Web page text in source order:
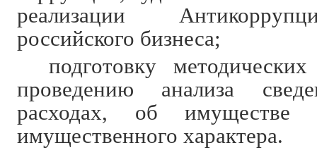
реализации
российского бизнеса;
подготовку
проведению анализа
расходах, об имуществе и
имущественного характера.